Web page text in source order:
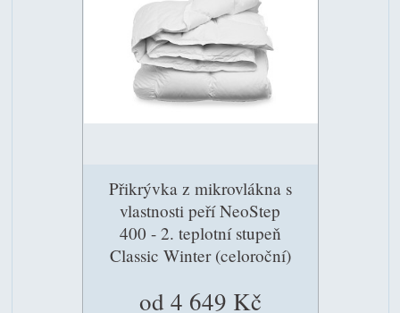
Přikrývka z mikrovlákna s
vlastnosti peří NeoStep
400 - 2. teplotní stupeň
Classic Winter (celoroční)
od 4 649 Kč